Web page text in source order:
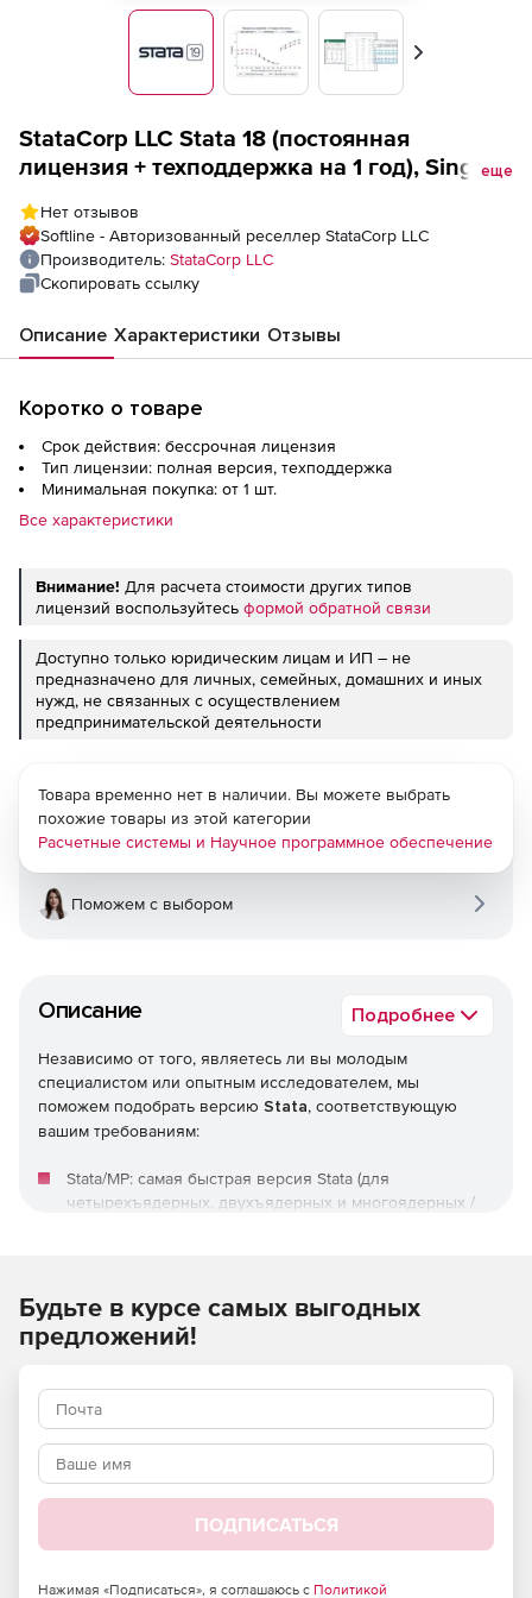
Вперед
StataCorp LLC Stata 18 (постоянная
лицензия + техподдержка на 1 год), Single-
еще
Нет отзывов
Softline - Авторизованный реселлер StataCorp LLC
Производитель: StataCorp LLC
Скопировать ссылку
Описание Характеристики Отзывы
Коротко о товаре
Срок действия: бессрочная лицензия
Тип лицензии: полная версия, техподдержка
Минимальная покупка: от 1 шт.
Все характеристики
Внимание! Для расчета стоимости других типов
лицензий воспользуйтесь формой обратной связи
Доступно только юридическим лицам и ИП – не
предназначено для личных, семейных, домашних и иных
нужд, не связанных с осуществлением
предпринимательской деятельности
Описание Подробнее
Независимо от того, являетесь ли вы молодым
специалистом или опытным исследователем, мы
поможем подобрать версию Stata, соответствующую
вашим требованиям:
Stata/MP: самая быстрая версия Stata (для
четырехъядерных, двухъядерных и многоядерных /
наборов данных.
данных среднего размера.
Товара временно нет в наличии. Вы можете выбрать
похожие товары из этой категории
Расчетные системы и Научное программное обеспечение
Поможем с выбором
Будьте в курсе самых выгодных
предложений!
ПОДПИСАТЬСЯ
Нажимая «Подписаться», я соглашаюсь с Политикой